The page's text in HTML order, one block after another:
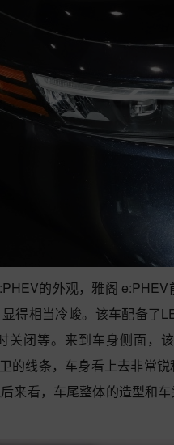
的外观，雅阁
得相当冷峻。该车配备了
关闭等。来到车身侧面，
的线条，车身看上去非常
来看，车尾整体的造型和